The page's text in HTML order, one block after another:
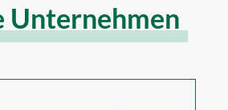
Unternehmen